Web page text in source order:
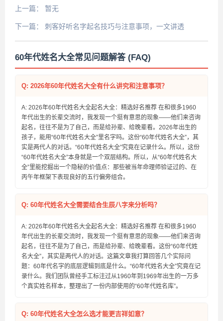
上一篇： 暂无
下一篇： 刺客好听名字起名技巧与注意事项，一文讲透
60年代姓名大全常见问题解答 (FAQ)
Q: 2026年60年代姓名大全有什么讲究和注意事项？
A: 2026年60年代姓名大全起名大全：精选好名推荐 在和很多1960
年代出生的长辈交流时，我发现一个挺有意思的现象——他们来咨询
起名，往往不是为了自己，而是给孙辈、给晚辈看。2026年出生的
孩子，能用“60年代姓名大全”里名字吗。这份“60年代姓名大全”，其
实是两代人的对话。“60年代姓名大全”究竟在记录什么。所以，这份
“60年代姓名大全”本身就是一个双层结构。所以，从“60年代姓名大
全”里能挖掘出一个隐秘的价值点：那些被当年命理师验证过的、在
丙午年框架下表现良好的五行偏旁组合。
Q: 60年代姓名大全需要结合生辰八字来分析吗？
A: 2026年60年代姓名大全起名大全：精选好名推荐 在和很多1960
年代出生的长辈交流时，我发现一个挺有意思的现象——他们来咨询
起名，往往不是为了自己，而是给孙辈、给晚辈看。这份“60年代姓
名大全”，其实是两代人的对话。这篇文章我打算回答几个实际问
题：60年代名字的底层逻辑到底是什么。“60年代姓名大全”究竟在记
录什么。我们团队曾经手工标注过从1960年到1969年出生的一万多
个真实姓名样本，整理出了一份内部使用的“60年代姓名库”。
Q: 60年代姓名大全怎么选才能更吉祥如意？